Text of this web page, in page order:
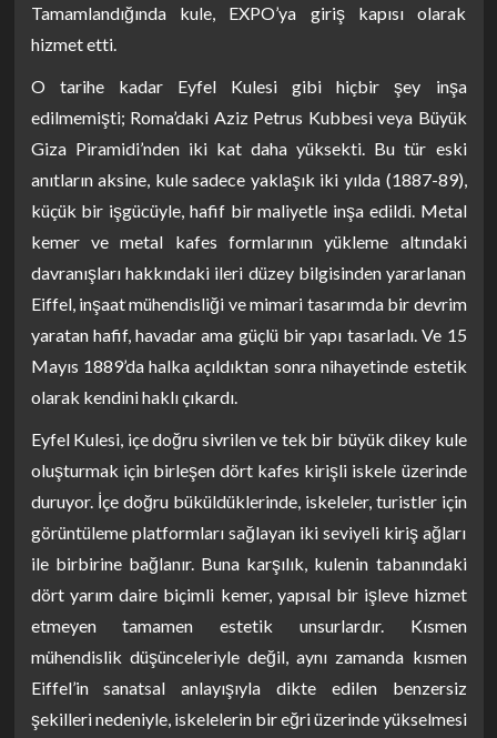
Tamamlandığında kule, EXPO’ya giriş kapısı olarak
hizmet etti.
O tarihe kadar Eyfel Kulesi gibi hiçbir şey inşa
edilmemişti; Roma’daki Aziz Petrus Kubbesi veya Büyük
Giza Piramidi’nden iki kat daha yüksekti. Bu tür eski
anıtların aksine, kule sadece yaklaşık iki yılda (1887-89),
küçük bir işgücüyle, hafif bir maliyetle inşa edildi. Metal
kemer ve metal kafes formlarının yükleme altındaki
davranışları hakkındaki ileri düzey bilgisinden yararlanan
Eiffel, inşaat mühendisliği ve mimari tasarımda bir devrim
yaratan hafif, havadar ama güçlü bir yapı tasarladı. Ve 15
Mayıs 1889’da halka açıldıktan sonra nihayetinde estetik
olarak kendini haklı çıkardı.
Eyfel Kulesi, içe doğru sivrilen ve tek bir büyük dikey kule
oluşturmak için birleşen dört kafes kirişli iskele üzerinde
duruyor. İçe doğru büküldüklerinde, iskeleler, turistler için
görüntüleme platformları sağlayan iki seviyeli kiriş ağları
ile birbirine bağlanır. Buna karşılık, kulenin tabanındaki
dört yarım daire biçimli kemer, yapısal bir işleve hizmet
etmeyen tamamen estetik unsurlardır. Kısmen
mühendislik düşünceleriyle değil, aynı zamanda kısmen
Eiffel’in sanatsal anlayışıyla dikte edilen benzersiz
şekilleri nedeniyle, iskelelerin bir eğri üzerinde yükselmesi